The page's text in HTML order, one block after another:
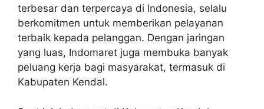
terbesar dan terpercaya di Indonesia, selalu
berkomitmen untuk memberikan pelayanan
terbaik kepada pelanggan. Dengan jaringan
yang luas, Indomaret juga membuka banyak
peluang kerja bagi masyarakat, termasuk di
Kabupaten Kendal.